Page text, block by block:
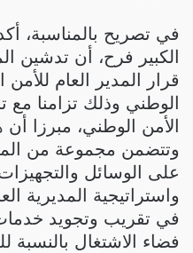
في تصريح بالمناسبة،
الكبير فرح، أن تدشين
قرار المدير العام
الأمن الوطني، مبرزا أن
وتتضمن مجموعة من
على الوسائل
واستراتيجية المديرية
في تقريب وتجويد
فضاء الاشتغال بالنسبة